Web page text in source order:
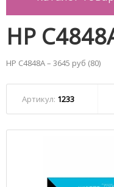
HP
HP C4848A – 3645 руб (80)
Артикул: 1233